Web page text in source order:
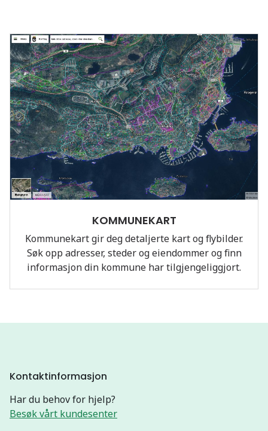
KOMMUNEKART
Kommunekart gir deg detaljerte kart og flybilder.
Søk opp adresser, steder og eiendommer og finn
informasjon din kommune har tilgjengeliggjort.
Kontaktinformasjon
Har du behov for hjelp?
Besøk vårt kundesenter